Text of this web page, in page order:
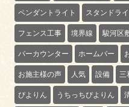
ペンダントライト スタンドライ
フェンス工事 境界線 駿河区
バーカウンター ホームバー
お施主様の声 人気 設備 三
ぴよりん うちっちぴよりん